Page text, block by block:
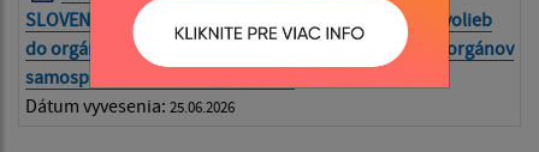
SLOVENSKEJ REPUBLIKY z 23. júna 2026 o vyhlásení volieb
do orgánov samosprávy obcí a o vyhlásení volieb do orgánov
samosprávnych krajov
Dátum vyvesenia: 25.06.2026